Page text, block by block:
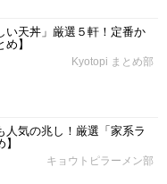
い天丼」厳選５軒！定番か
】
Kyotopi まとめ部
人気の兆し！厳選「家系ラ
キョウトピラーメン部